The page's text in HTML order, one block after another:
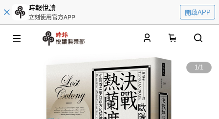
時報悅讀
立刻使用官方APP
開啟APP
1/1